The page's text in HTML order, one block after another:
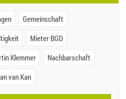
Gemeinschaft
Mieter BGD
Klemmer
Nachbarschaft
van Kan